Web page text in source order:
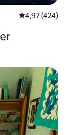
5 üzerinden
4,97 (424)